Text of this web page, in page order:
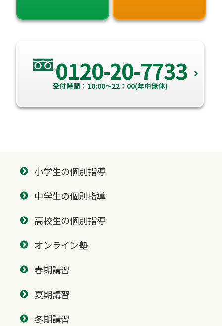
0120-20-7733
受付時間：10:00～22：00(年中無休)
小学生の個別指導
中学生の個別指導
高校生の個別指導
オンライン塾
春期講習
夏期講習
冬期講習